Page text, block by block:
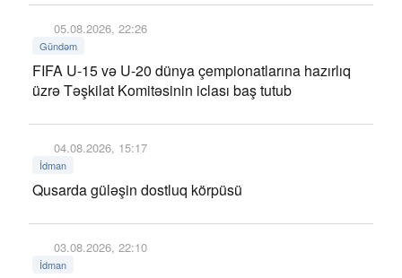
05.08.2026, 22:26
Gündəm
FIFA U-15 və U-20 dünya çempionatlarına hazırlıq
üzrə Təşkilat Komitəsinin iclası baş tutub
04.08.2026, 15:17
İdman
Qusarda güləşin dostluq körpüsü
03.08.2026, 22:10
İdman